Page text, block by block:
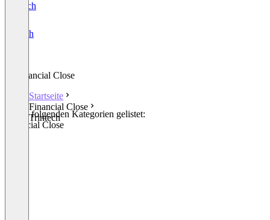
Deutsch
English
Financial Close
Startseite
Financial Close
Trintech
In den folgenden Kategorien gelistet:
Financial Close